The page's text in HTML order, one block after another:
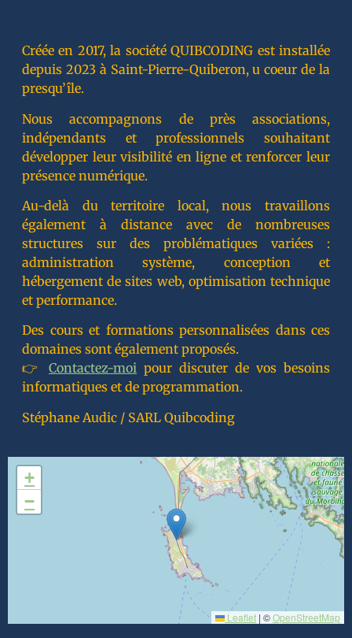
Créée en 2017, la société QUIBCODING est installée
depuis 2023 à Saint-Pierre-Quiberon, u coeur de la
presqu’île.
Nous accompagnons de près associations,
indépendants et professionnels souhaitant
développer leur visibilité en ligne et renforcer leur
présence numérique.
Au-delà du territoire local, nous travaillons
également à distance avec de nombreuses
structures sur des problématiques variées :
administration système, conception et
hébergement de sites web, optimisation technique
et performance.
Des cours et formations personnalisées dans ces
domaines sont également proposés.
👉 Contactez-moi pour discuter de vos besoins
informatiques et de programmation.
Stéphane Audic / SARL Quibcoding
+
−
Leaflet | ©OpenStreetMap